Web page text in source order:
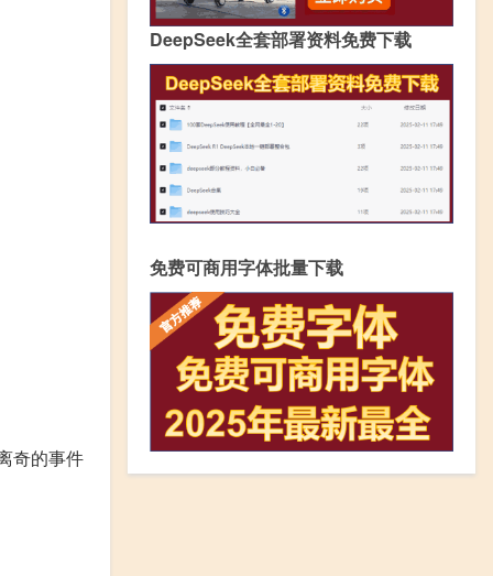
奇的事件
DeepSeek全套部署资料免费下载
免费可商用字体批量下载